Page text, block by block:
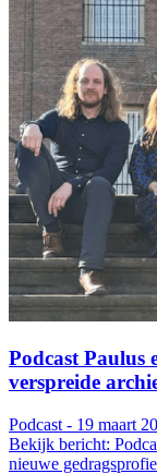
Podcast Paulus
verspreide
Podcast - 19 maart
Bekijk bericht:
nieuwe